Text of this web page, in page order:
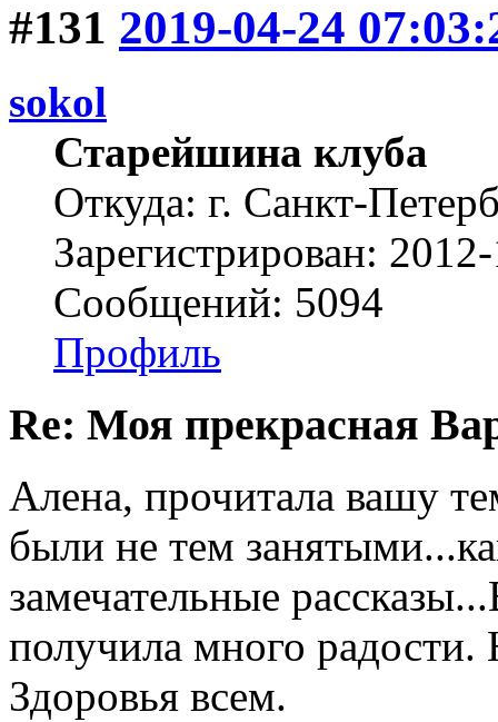
#131 2019-04-24
sokol
Старейшина клуба
Откуда: г. Санкт-
Зарегистрирован:
Сообщений: 5094
Профиль
Re: Моя прекрасная
Алена, прочитала вашу
были не тем
замечательные
получила много
Здоровья всем.